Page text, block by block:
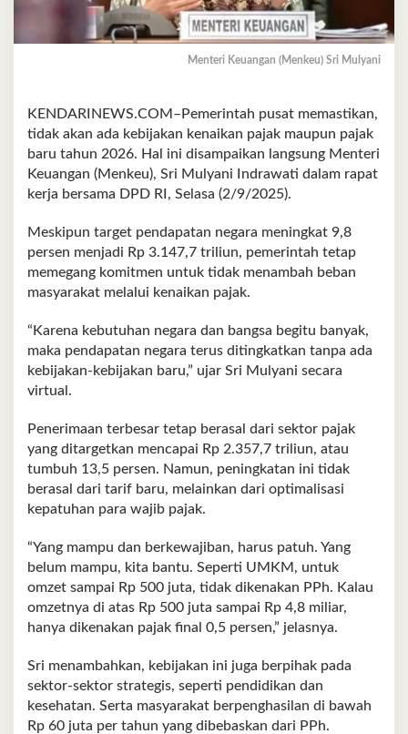
Menteri Keuangan (Menkeu) Sri Mulyani
KENDARINEWS.COM–Pemerintah pusat memastikan,
tidak akan ada kebijakan kenaikan pajak maupun pajak
baru tahun 2026. Hal ini disampaikan langsung Menteri
Keuangan (Menkeu), Sri Mulyani Indrawati dalam rapat
kerja bersama DPD RI, Selasa (2/9/2025).
Meskipun target pendapatan negara meningkat 9,8
persen menjadi Rp 3.147,7 triliun, pemerintah tetap
memegang komitmen untuk tidak menambah beban
masyarakat melalui kenaikan pajak.
“Karena kebutuhan negara dan bangsa begitu banyak,
maka pendapatan negara terus ditingkatkan tanpa ada
kebijakan-kebijakan baru,” ujar Sri Mulyani secara
virtual.
Penerimaan terbesar tetap berasal dari sektor pajak
yang ditargetkan mencapai Rp 2.357,7 triliun, atau
tumbuh 13,5 persen. Namun, peningkatan ini tidak
berasal dari tarif baru, melainkan dari optimalisasi
kepatuhan para wajib pajak.
“Yang mampu dan berkewajiban, harus patuh. Yang
belum mampu, kita bantu. Seperti UMKM, untuk
omzet sampai Rp 500 juta, tidak dikenakan PPh. Kalau
omzetnya di atas Rp 500 juta sampai Rp 4,8 miliar,
hanya dikenakan pajak final 0,5 persen,” jelasnya.
Sri menambahkan, kebijakan ini juga berpihak pada
sektor-sektor strategis, seperti pendidikan dan
kesehatan. Serta masyarakat berpenghasilan di bawah
Rp 60 juta per tahun yang dibebaskan dari PPh.